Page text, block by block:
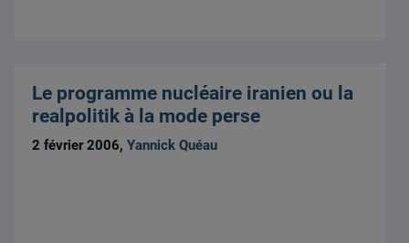
Le programme nucléaire iranien ou la
realpolitik à la mode perse
2 février 2006,Yannick Quéau